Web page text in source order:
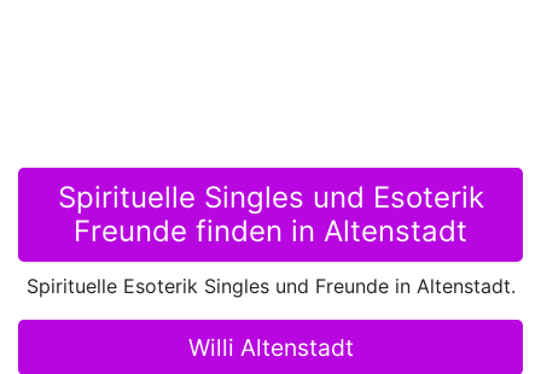
Spirituelle Singles und Esoterik
Freunde finden in Altenstadt
Spirituelle Esoterik Singles und Freunde in Altenstadt.
Willi Altenstadt